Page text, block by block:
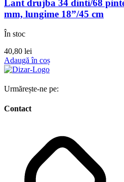
Lant drujba 34 dinti/68
mm, lungime 18”/45 cm
În stoc
40,80 lei
Adaugă în coș
Urmărește-ne pe:
Contact